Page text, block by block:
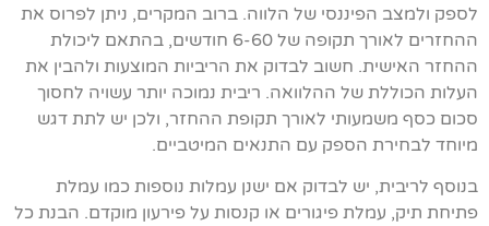
לספק ולמצב הפיננסי של הלווה. ברוב המקרים, ניתן לפרוס את
ההחזרים לאורך תקופה של 6-60 חודשים, בהתאם ליכולת
ההחזר האישית. חשוב לבדוק את הריביות המוצעות ולהבין את
העלות הכוללת של ההלוואה. ריבית נמוכה יותר עשויה לחסוך
סכום כסף משמעותי לאורך תקופת ההחזר, ולכן יש לתת דגש
מיוחד לבחירת הספק עם התנאים המיטביים.
בנוסף לריבית, יש לבדוק אם ישנן עמלות נוספות כמו עמלת
פתיחת תיק, עמלת פיגורים או קנסות על פירעון מוקדם. הבנת כל